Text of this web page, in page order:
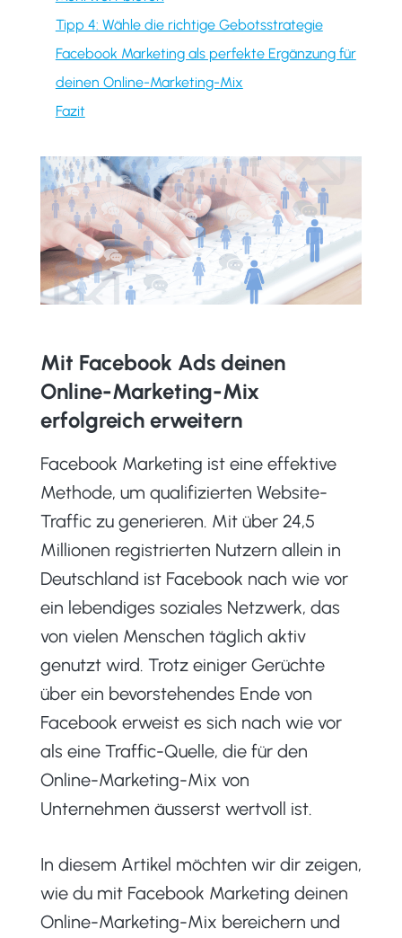
Tipp 4: Wähle die richtige Gebotsstrategie
Facebook Marketing als perfekte Ergänzung für
deinen Online-Marketing-Mix
Fazit
Mit Facebook Ads deinen
Online-Marketing-Mix
erfolgreich erweitern
Facebook Marketing ist eine effektive
Methode, um qualifizierten Website-
Traffic zu generieren. Mit über 24,5
Millionen registrierten Nutzern allein in
Deutschland ist Facebook nach wie vor
ein lebendiges soziales Netzwerk, das
von vielen Menschen täglich aktiv
genutzt wird. Trotz einiger Gerüchte
über ein bevorstehendes Ende von
Facebook erweist es sich nach wie vor
als eine Traffic-Quelle, die für den
Online-Marketing-Mix von
Unternehmen äusserst wertvoll ist.
In diesem Artikel möchten wir dir zeigen,
wie du mit Facebook Marketing deinen
Online-Marketing-Mix bereichern und